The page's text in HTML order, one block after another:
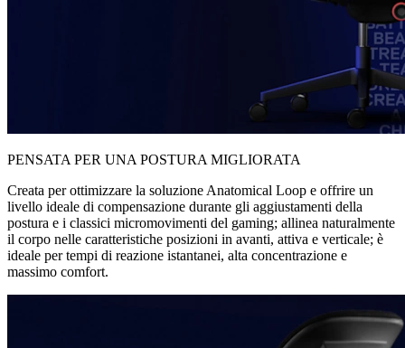
PENSATA PER UNA POSTURA MIGLIORATA
Creata per ottimizzare la soluzione Anatomical Loop e offrire un
livello ideale di compensazione durante gli aggiustamenti della
postura e i classici micromovimenti del gaming; allinea naturalmente
il corpo nelle caratteristiche posizioni in avanti, attiva e verticale; è
ideale per tempi di reazione istantanei, alta concentrazione e
massimo comfort.